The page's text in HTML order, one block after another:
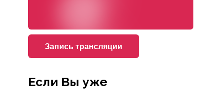
Запись трансляции
Если Вы уже